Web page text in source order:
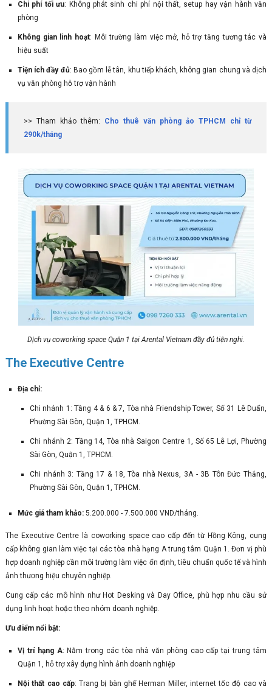
Chi phí tối ưu: Không phát sinh chi phí nội thất, setup hay vận hành văn
phòng
Không gian linh hoạt: Môi trường làm việc mở, hỗ trợ tăng tương tác và
hiệu suất
Tiện ích đầy đủ: Bao gồm lễ tân, khu tiếp khách, không gian chung và dịch
vụ văn phòng hỗ trợ vận hành
>> Tham khảo thêm: Cho thuê văn phòng ảo TPHCM chỉ từ
290k/tháng
Dịch vụ coworking space Quận 1 tại Arental Vietnam đầy đủ tiện nghi.
The Executive Centre
Địa chỉ:
Chi nhánh 1: Tầng 4 & 6 & 7, Tòa nhà Friendship Tower, Số 31 Lê Duẩn,
Phường Sài Gòn, Quận 1, TPHCM.
Chi nhánh 2: Tầng 14, Tòa nhà Saigon Centre 1, Số 65 Lê Lợi, Phường
Sài Gòn, Quận 1, TPHCM.
Chi nhánh 3: Tầng 17 & 18, Tòa nhà Nexus, 3A - 3B Tôn Đức Thắng,
Phường Sài Gòn, Quận 1, TPHCM.
Mức giá tham khảo:5.200.000 - 7.500.000 VND/tháng.
The Executive Centre là coworking space cao cấp đến từ Hồng Kông, cung
cấp không gian làm việc tại các tòa nhà hạng A trung tâm Quận 1. Đơn vị phù
hợp doanh nghiệp cần môi trường làm việc ổn định, tiêu chuẩn quốc tế và hình
ảnh thương hiệu chuyên nghiệp.
Cung cấp các mô hình như Hot Desking và Day Office, phù hợp nhu cầu sử
dụng linh hoạt hoặc theo nhóm doanh nghiệp.
Ưu điểm nổi bật:
Vị trí hạng A: Nằm trong các tòa nhà văn phòng cao cấp tại trung tâm
Quận 1, hỗ trợ xây dựng hình ảnh doanh nghiệp
Nội thất cao cấp: Trang bị bàn ghế Herman Miller, internet tốc độ cao và